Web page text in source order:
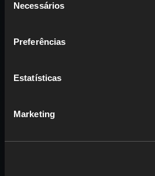
Necessários
Preferências
Estatísticas
Marketing
onde te podes
: Invoca